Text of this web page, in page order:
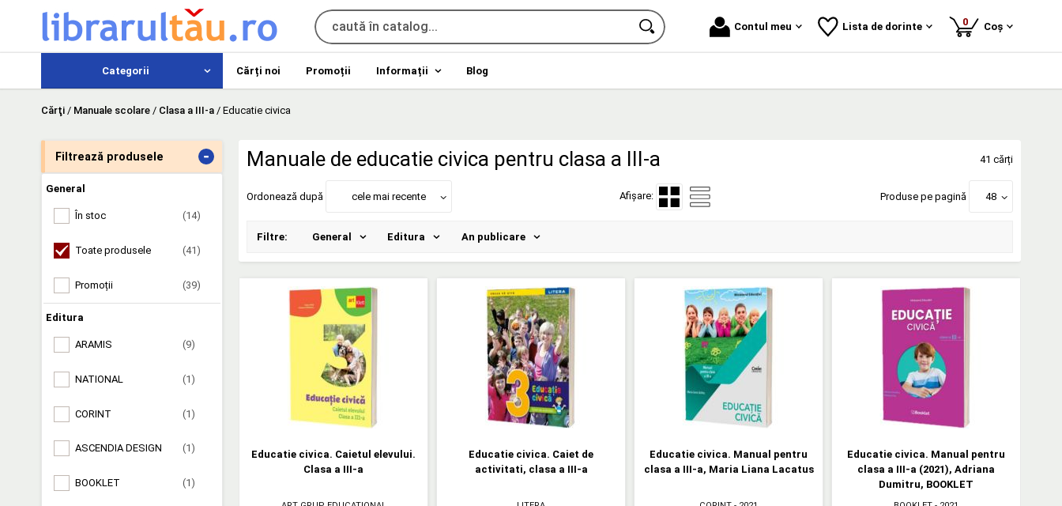
Contul meu Lista de dorinte 0produse
Coș
Categorii Cărți noi Promoții Informații Blog
Cărţi / Manuale scolare / Clasa a III-a / Educatie civica
Filtrează produsele -
General
În stoc (14)
Toate produsele (41)
Promoții (39)
Editura
ARAMIS (9)
NATIONAL (1)
CORINT (1)
ASCENDIA DESIGN (1)
BOOKLET (1)
Manuale de educatie civica pentru clasa a III-a 41 cărți
Ordonează după cele mai recente Afișare: Produse pe pagină 48
Filtre: General Editura An publicare
Educatie civica. Caietul elevului.
Clasa a III-a
Educatie civica. Caiet de
activitati, clasa a III-a
Educatie civica. Manual pentru
clasa a III-a, Maria Liana Lacatus
Educatie civica. Manual pentru
clasa a III-a (2021), Adriana
Dumitru, BOOKLET